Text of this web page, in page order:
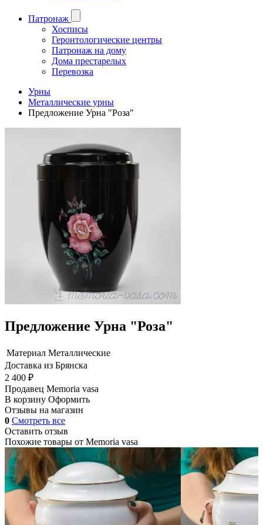
Патронаж
Хосписы
Геронтологические центры
Патронаж на дому
Дома престарелых
Перевозка
Урны
Металлические урны
Предложение Урна "Роза"
Предложение Урна "Роза"
Материал Металлические
Доставка из Брянска
2 400 ₽
Продавец Memoria vasa
В корзину Оформить
Отзывы на магазин
0 Смотреть все
Оставить отзыв
Похожие товары от Memoria vasa